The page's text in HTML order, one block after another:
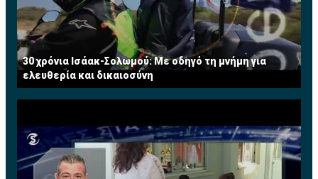
30 χρόνια Ισάακ-Σολωμού: Με οδηγό τη μνήμη για
ελευθερία και δικαιοσύνη